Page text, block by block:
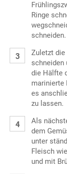
Ringe
schneiden.
Zuletzt die
schneiden
die Hälfte
marinierte
es
zu lassen.
Als
dem
unter
Fleisch
und mit